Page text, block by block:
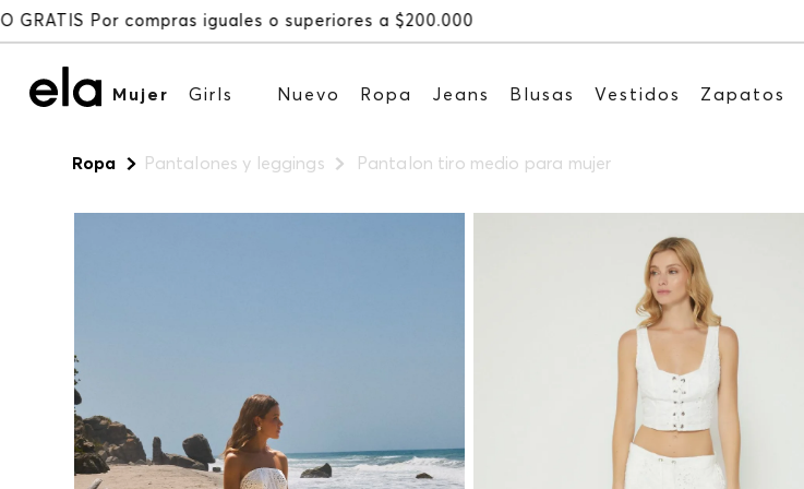
Mujer Girls Nuevo Ropa Jeans Blusas Vestidos Zapatos
Ropa Pantalones y leggings Pantalon tiro medio para mujer